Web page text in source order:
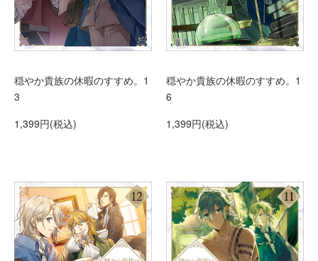
穏やか貴族の休暇のすすめ。1
3
1,399円(税込)
穏やか貴族の休暇のすすめ。1
6
1,399円(税込)